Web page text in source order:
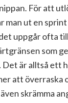
För att
man ut en
uppgår ofta
som
är alltså ett
att överraska
skrämma